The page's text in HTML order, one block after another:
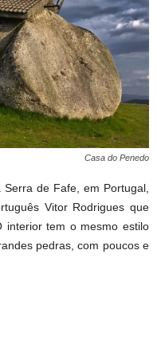
Casa do Penedo
de Fafe, em Portugal,
Vitor Rodrigues que
interior tem o mesmo estilo
pedras, com poucos e